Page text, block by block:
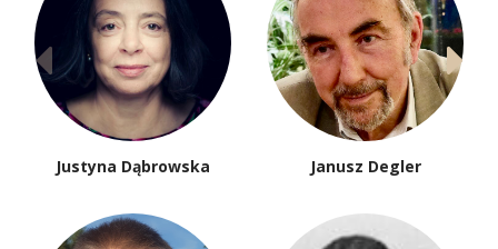
Justyna Dąbrowska Janusz Degler